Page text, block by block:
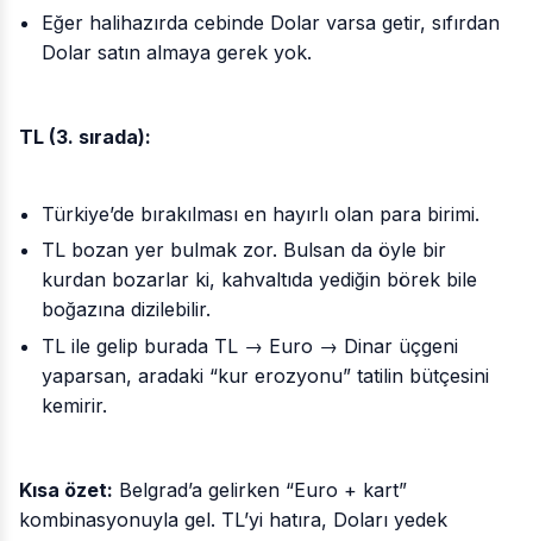
Eğer halihazırda cebinde Dolar varsa getir, sıfırdan
Dolar satın almaya gerek yok.
TL (3. sırada):
Türkiye’de bırakılması en hayırlı olan para birimi.
TL bozan yer bulmak zor. Bulsan da öyle bir
kurdan bozarlar ki, kahvaltıda yediğin börek bile
boğazına dizilebilir.
TL ile gelip burada TL → Euro → Dinar üçgeni
yaparsan, aradaki “kur erozyonu” tatilin bütçesini
kemirir.
Kısa özet: Belgrad’a gelirken “Euro + kart”
kombinasyonuyla gel. TL’yi hatıra, Doları yedek